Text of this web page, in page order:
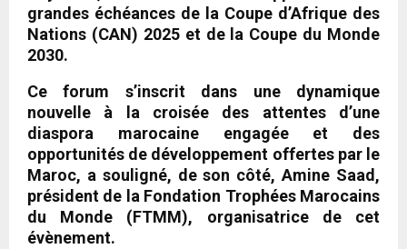
grandes échéances de la Coupe d’Afrique des
Nations (CAN) 2025 et de la Coupe du Monde
2030.
Ce forum s’inscrit dans une dynamique
nouvelle à la croisée des attentes d’une
diaspora marocaine engagée et des
opportunités de développement offertes par le
Maroc, a souligné, de son côté, Amine Saad,
président de la Fondation Trophées Marocains
du Monde (FTMM), organisatrice de cet
évènement.